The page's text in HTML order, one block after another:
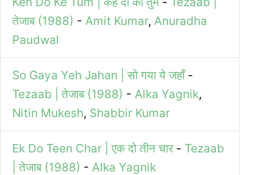
तेजाब (1988) - Amit Kumar, Anuradha
Paudwal
So Gaya Yeh Jahan | सो गया ये जहाँ -
Tezaab | तेजाब (1988) - Alka Yagnik,
Nitin Mukesh, Shabbir Kumar
Ek Do Teen Char | एक दो तीन चार - Tezaab
| तेजाब (1988) - Alka Yagnik